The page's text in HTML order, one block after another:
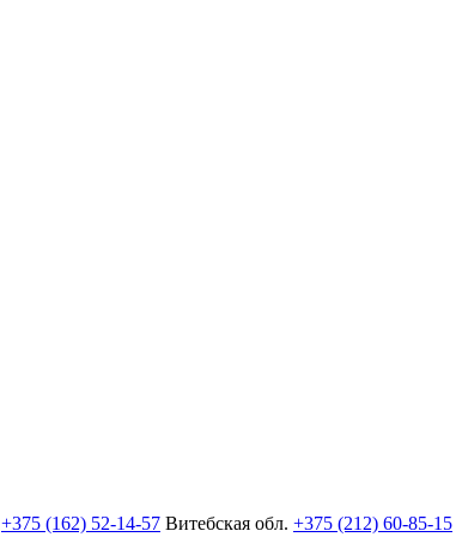
+375 (162) 52-14-57 Витебская обл. +375 (212) 60-85-15